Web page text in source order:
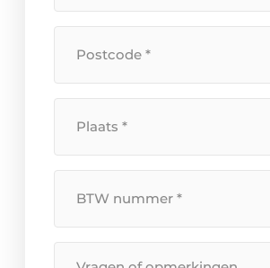
huisnummer*
Nummer*